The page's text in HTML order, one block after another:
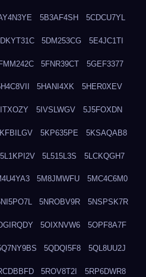
5B3AF4SH 5CDCU7YL
5DM253CG 5E4JC1TI
5FNR39CT 5GEF3377
5HANI4XK 5HER0XEV
5IVSLWGV 5J5FOXDN
5KP635PE 5KSAQAB8
5L1KPI2V 5L515L3S 5LCKQGH7
5M8JMWFU 5MC4C6M0
5NROBV9R 5NSPSK7R
5OIXNVW6 5OPF8A7F
5QDQI5F8 5QL8UU2J
5ROV8T2I 5RP6DWR8